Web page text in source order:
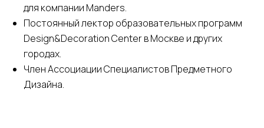
для компании Manders.
Постоянный лектор образовательных программ
Design&Decoration Center в Москве и других
городах.
Член Ассоциации Специалистов Предметного
Дизайна.